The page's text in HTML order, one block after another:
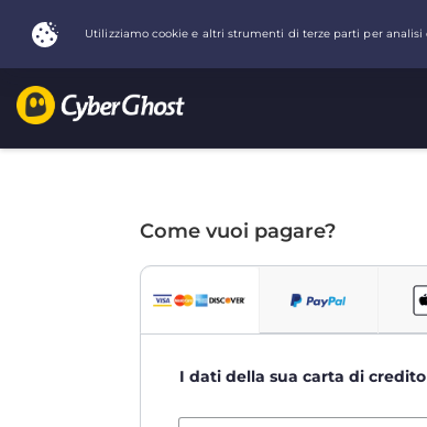
Come vuoi pagare?
I dati della sua carta di credito